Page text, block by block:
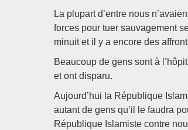
La plupart d’entre nous
forces pour tuer sauvagement
minuit et il y a encore des
Beaucoup de gens sont à
et ont disparu.
Aujourd’hui la République
autant de gens qu’il le faudra
République Islamiste contre